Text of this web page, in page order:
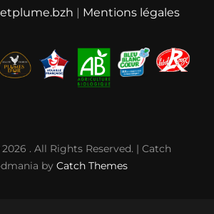
| Mentions légales
. All Rights Reserved. | Catch
by Catch Themes